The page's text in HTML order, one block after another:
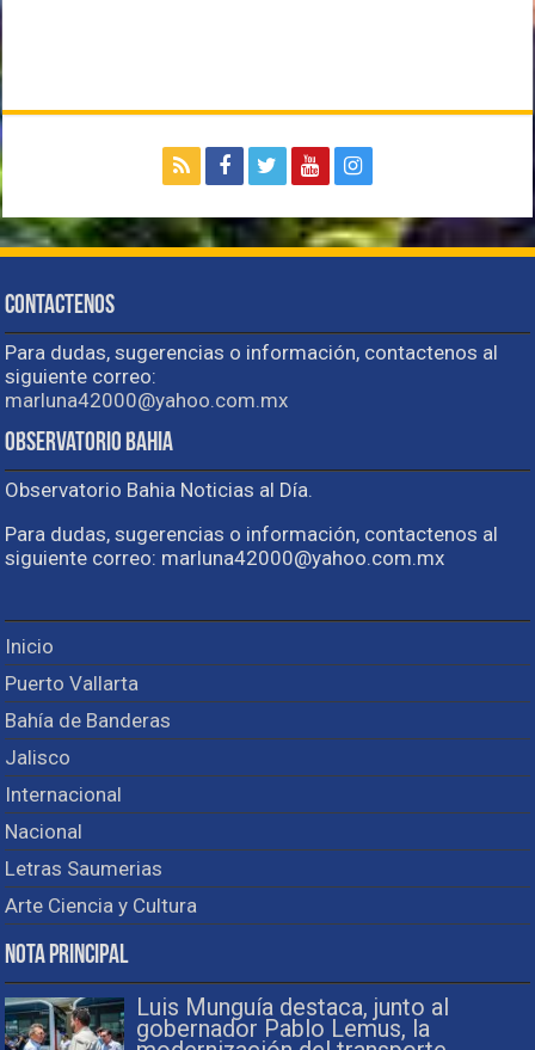
Contactenos
Para dudas, sugerencias o información, contactenos al
siguiente correo:
marluna42000@yahoo.com.mx
Observatorio Bahia
Observatorio Bahia Noticias al Día.
Para dudas, sugerencias o información, contactenos al
siguiente correo: marluna42000@yahoo.com.mx
Inicio
Puerto Vallarta
Bahía de Banderas
Jalisco
Internacional
Nacional
Letras Saumerias
Arte Ciencia y Cultura
Nota Principal
Luis Munguía destaca, junto al
gobernador Pablo Lemus, la